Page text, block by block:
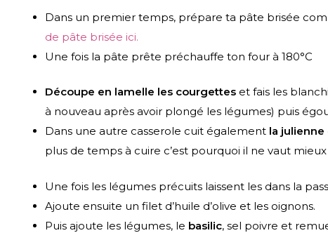
Dans un premier temps, prépare ta pâte brisée
de pâte brisée ici.
Une fois la pâte prête préchauffe ton four à 180°C
Découpe en lamelle les courgettes et fais les
à nouveau après avoir plongé les légumes) puis
Dans une autre casserole cuit également la
plus de temps à cuire c’est pourquoi il ne vaut
Une fois les légumes précuits laissent les dans la
Ajoute ensuite un filet d’huile d’olive et les oignons.
Puis ajoute les légumes, le basilic, sel poivre et